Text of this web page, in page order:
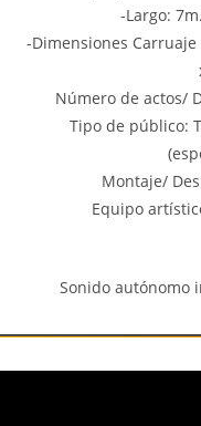
-Largo:
-Dimensiones
Número de actos/
Tipo de público:
Montaje/
Equipo
Sonido autónomo